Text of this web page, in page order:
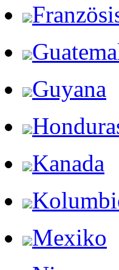
Guyana
Kanada
Mexiko